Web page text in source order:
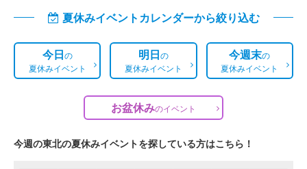
夏休みイベントカレンダーから絞り込む
今日の
夏休みイベント
明日の
夏休みイベント
今週末の
夏休みイベント
お盆休みのイベント
今週の東北の夏休みイベントを探している方はこちら！